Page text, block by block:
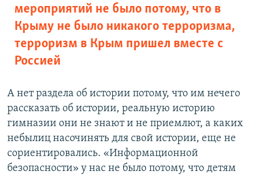
мероприятий не было потому, что в
Крыму не было никакого терроризма,
терроризм в Крым пришел вместе с
Россией
А нет раздела об истории потому, что им нечего
рассказать об истории, реальную историю
гимназии они не знают и не приемлют, а каких
небылиц насочинять для свой истории, еще не
сориентировались. «Информационной
безопасности» у нас не было потому, что детям